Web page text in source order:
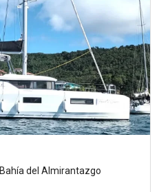
Bahía del Almirantazgo